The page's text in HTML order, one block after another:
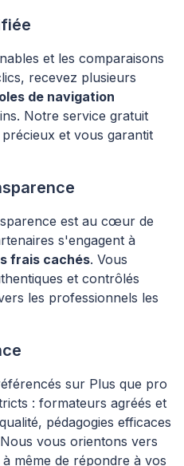
et les comparaisons
recevez plusieurs
de navigation
Notre service gratuit
et vous garantit
est au cœur de
s'engagent à
frais cachés. Vous
et contrôlés
les professionnels les
sur Plus que pro
: formateurs agréés et
pédagogies efficaces
vous orientons vers
même de répondre à vos